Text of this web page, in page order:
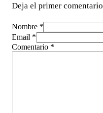
Deja el primer comentario
Nombre *
Email *
Comentario *